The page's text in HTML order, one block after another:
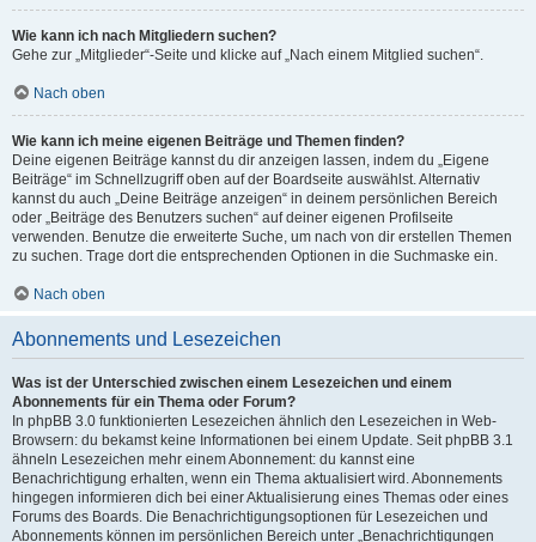
Wie kann ich nach Mitgliedern suchen?
Gehe zur „Mitglieder“-Seite und klicke auf „Nach einem Mitglied suchen“.
Nach oben
Wie kann ich meine eigenen Beiträge und Themen finden?
Deine eigenen Beiträge kannst du dir anzeigen lassen, indem du „Eigene
Beiträge“ im Schnellzugriff oben auf der Boardseite auswählst. Alternativ
kannst du auch „Deine Beiträge anzeigen“ in deinem persönlichen Bereich
oder „Beiträge des Benutzers suchen“ auf deiner eigenen Profilseite
verwenden. Benutze die erweiterte Suche, um nach von dir erstellen Themen
zu suchen. Trage dort die entsprechenden Optionen in die Suchmaske ein.
Nach oben
Abonnements und Lesezeichen
Was ist der Unterschied zwischen einem Lesezeichen und einem
Abonnements für ein Thema oder Forum?
In phpBB 3.0 funktionierten Lesezeichen ähnlich den Lesezeichen in Web-
Browsern: du bekamst keine Informationen bei einem Update. Seit phpBB 3.1
ähneln Lesezeichen mehr einem Abonnement: du kannst eine
Benachrichtigung erhalten, wenn ein Thema aktualisiert wird. Abonnements
hingegen informieren dich bei einer Aktualisierung eines Themas oder eines
Forums des Boards. Die Benachrichtigungsoptionen für Lesezeichen und
Abonnements können im persönlichen Bereich unter „Benachrichtigungen